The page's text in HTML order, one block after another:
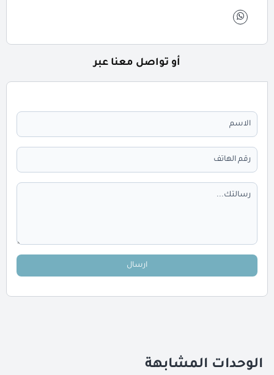
أو تواصل معنا عبر
ارسال
الوحدات المشابهة